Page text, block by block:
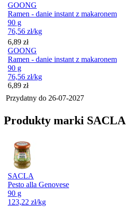
GOONG
Ramen - danie instant z makaronem
90 g
76,56 zł/kg
Cena
6,89 zł
GOONG
Ramen - danie instant z makaronem
90 g
76,56 zł/kg
Cena
6,89 zł
Przydatny do 26-07-2027
Produkty marki SACLA
SACLA
Pesto alla Genovese
90 g
123,22 zł/kg